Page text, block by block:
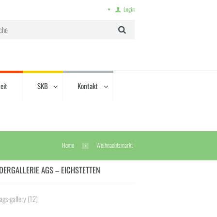
Login
SKB Kontakt
Home Weihnachtsmarkt
AGS – EICHSTETTEN
ags-gallery (12)